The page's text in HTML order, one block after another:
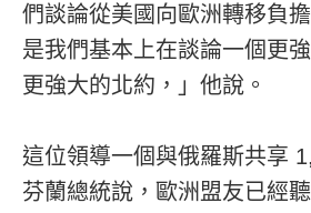
們談論從美國向歐洲轉移負
是我們基本上在談論一個更
更強大的北約，」他說。
這位領導一個與俄羅斯共享
芬蘭總統說，歐洲盟友已經